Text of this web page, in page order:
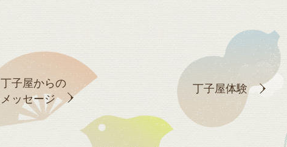
丁子屋からの
メッセージ
丁子屋体験